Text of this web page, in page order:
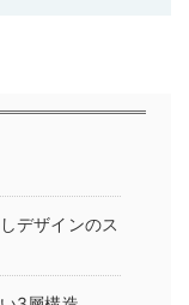
デザインのス